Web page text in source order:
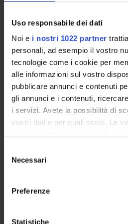
Uso responsabile dei dati
Noi e i nostri 1022 partner
personali, ad esempio il vostro
tecnologie come i cookie per
alle informazioni sul vostro
pubblicare annunci e contenuti
gli annunci e i contenuti,
i servizi. Avete la possibilità di
vostri dati e per quali scopi. Le
modificare o revocare il proprio
momento dalla Dichiarazione
raccogliere informazioni
delNecessari
Preferenze
Statistiche
Syllabus:EUROPA - Progetti
PROJECT PARTICIPANTS
Nicola Bombieri
Full Professor
Giuseppe Di Guglielmo